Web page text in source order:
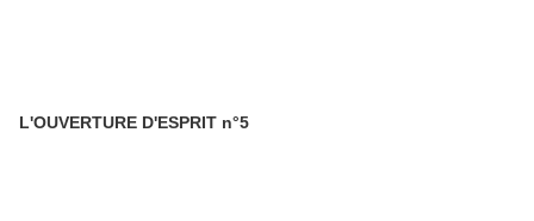
L'OUVERTURE D'ESPRIT n°5